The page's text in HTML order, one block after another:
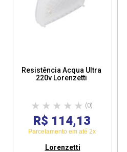
Resistência Acqua Ultra
220v Lorenzetti
(0)
R$ 114,13
Parcelamento em até 2x
Lorenzetti